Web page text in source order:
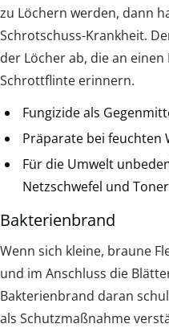
zu Löchern werden, dann
Schrotschuss-Krankheit.
der Löcher ab, die an
Schrottflinte erinnern.
Fungizide als
Präparate bei feuchten
Für die Umwelt
Netzschwefel und
Bakterienbrand
Wenn sich kleine, braune
und im Anschluss die
Bakterienbrand daran
als Schutzmaßnahme